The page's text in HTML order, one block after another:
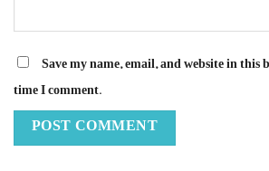
Save my name, email, and website in this
time I comment.